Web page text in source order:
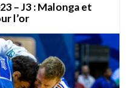
– J3 : Malonga et
l’or